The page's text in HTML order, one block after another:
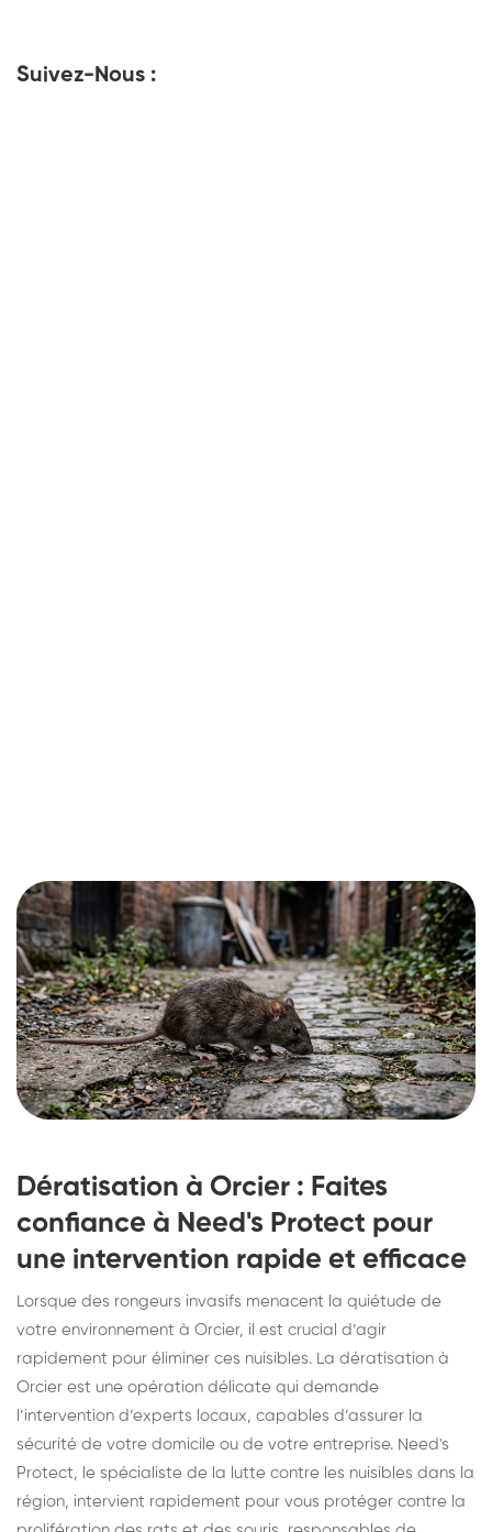
Suivez-Nous :
Dératisation à Orcier : Faites
confiance à Need's Protect pour
une intervention rapide et efficace
Lorsque des rongeurs invasifs menacent la quiétude de
votre environnement à Orcier, il est crucial d’agir
rapidement pour éliminer ces nuisibles. La dératisation à
Orcier est une opération délicate qui demande
l’intervention d’experts locaux, capables d’assurer la
sécurité de votre domicile ou de votre entreprise. Need's
Protect, le spécialiste de la lutte contre les nuisibles dans la
région, intervient rapidement pour vous protéger contre la